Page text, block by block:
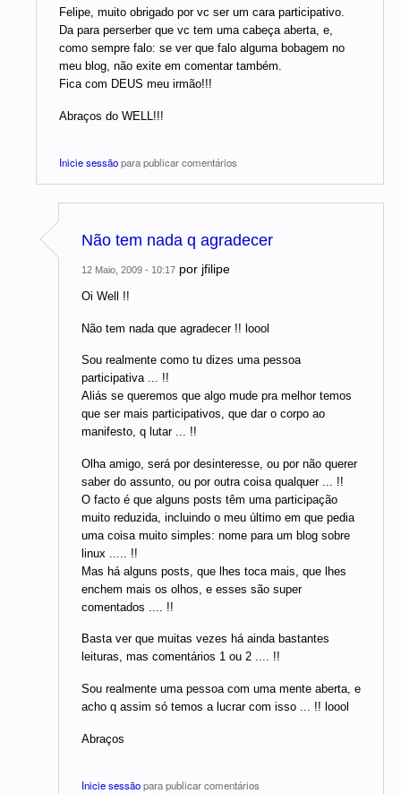
Felipe, muito obrigado por vc ser um cara participativo.
Da para perserber que vc tem uma cabeça aberta, e,
como sempre falo: se ver que falo alguma bobagem no
meu blog, não exite em comentar também.
Fica com DEUS meu irmão!!!
Abraços do WELL!!!
Inicie sessãopara publicar comentários
Não tem nada q agradecer
12 Maio, 2009 - 10:17 por jfilipe
Oi Well !!
Não tem nada que agradecer !! loool
Sou realmente como tu dizes uma pessoa
participativa ... !!
Aliás se queremos que algo mude pra melhor temos
que ser mais participativos, que dar o corpo ao
manifesto, q lutar ... !!
Olha amigo, será por desinteresse, ou por não querer
saber do assunto, ou por outra coisa qualquer ... !!
O facto é que alguns posts têm uma participação
muito reduzida, incluindo o meu último em que pedia
uma coisa muito simples: nome para um blog sobre
linux ..... !!
Mas há alguns posts, que lhes toca mais, que lhes
enchem mais os olhos, e esses são super
comentados .... !!
Basta ver que muitas vezes há ainda bastantes
leituras, mas comentários 1 ou 2 .... !!
Sou realmente uma pessoa com uma mente aberta, e
acho q assim só temos a lucrar com isso ... !! loool
Abraços
Inicie sessãopara publicar comentários